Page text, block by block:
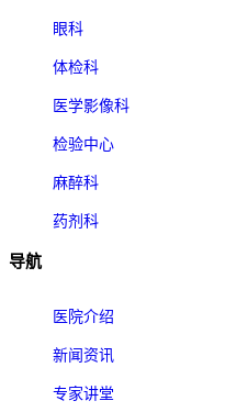
眼科
体检科
医学影像科
检验中心
麻醉科
药剂科
导航
医院介绍
新闻资讯
专家讲堂